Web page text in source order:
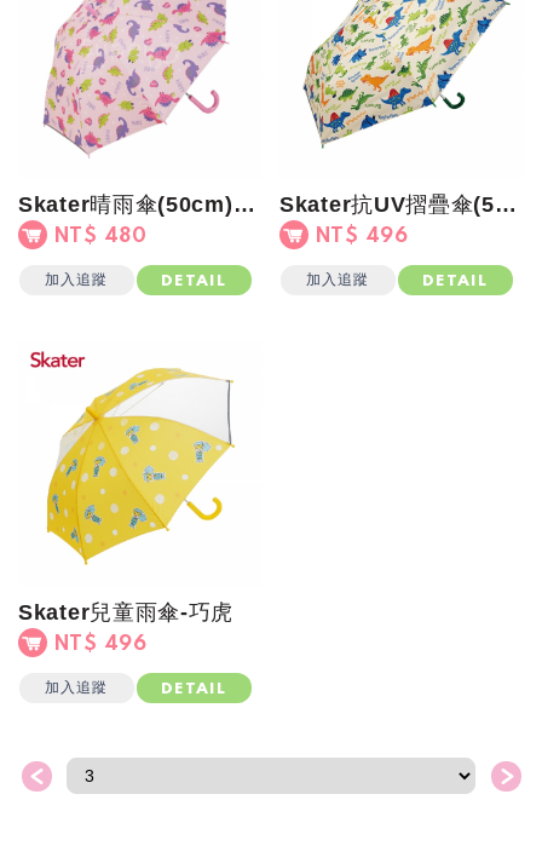
Skater晴雨傘(50cm)-恐龍粉
NT$ 480
加入追蹤 DETAIL
Skater抗UV摺疊傘(50cm)恐龍圖鑑
NT$ 496
加入追蹤 DETAIL
Skater兒童雨傘-巧虎
NT$ 496
加入追蹤 DETAIL
＜ ＞